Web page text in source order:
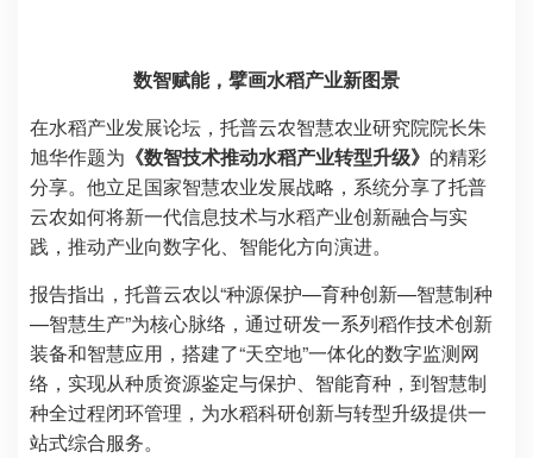
数智赋能，擘画水稻产业新图景
在水稻产业发展论坛，托普云农智慧农业研究院院长朱
旭华作题为 《数智技术推动水稻产业转型升级》 的精彩
分享。他立足国家智慧农业发展战略，系统分享了托普
云农如何将新一代信息技术与水稻产业创新融合与实
践，推动产业向数字化、智能化方向演进。
报告指出，托普云农以“种源保护—育种创新—智慧制种
—智慧生产”为核心脉络，通过研发一系列稻作技术创新
装备和智慧应用，搭建了“天空地”一体化的数字监测网
络，实现从种质资源鉴定与保护、智能育种，到智慧制
种全过程闭环管理，为水稻科研创新与转型升级提供一
站式综合服务。